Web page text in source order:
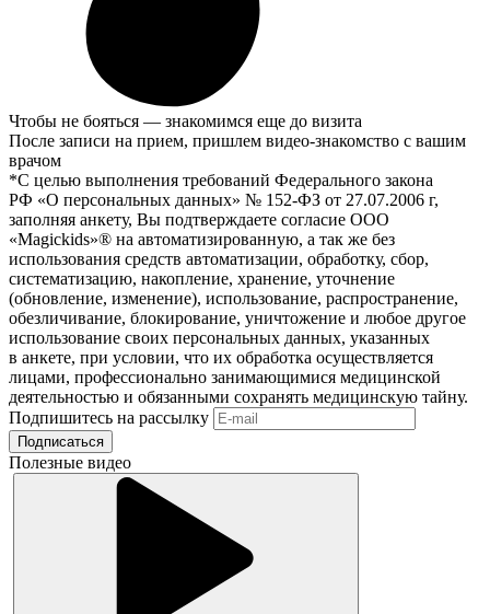
Чтобы не бояться — знакомимся еще до визита
После записи на прием, пришлем видео-знакомство с вашим
врачом
*С целью выполнения требований Федерального закона
РФ «О персональных данных» № 152-ФЗ от 27.07.2006 г,
заполняя анкету, Вы подтверждаете согласие ООО
«Magickids»® на автоматизированную, а так же без
использования средств автоматизации, обработку, сбор,
систематизацию, накопление, хранение, уточнение
(обновление, изменение), использование, распространение,
обезличивание, блокирование, уничтожение и любое другое
использование своих персональных данных, указанных
в анкете, при условии, что их обработка осуществляется
лицами, профессионально занимающимися медицинской
деятельностью и обязанными сохранять медицинскую тайну.
Подпишитесь на рассылку
Подписаться
Полезные видео